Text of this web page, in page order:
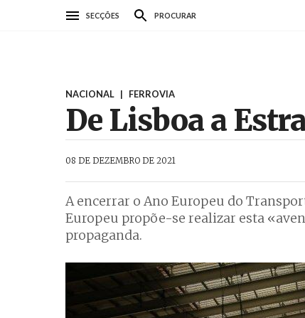
SECÇÕES PROCURAR
NACIONAL | FERROVIA
De Lisboa a
08 DE DEZEMBRO DE 2021
A encerrar o Ano Europeu do
Europeu propõe-se realizar esta
propaganda.